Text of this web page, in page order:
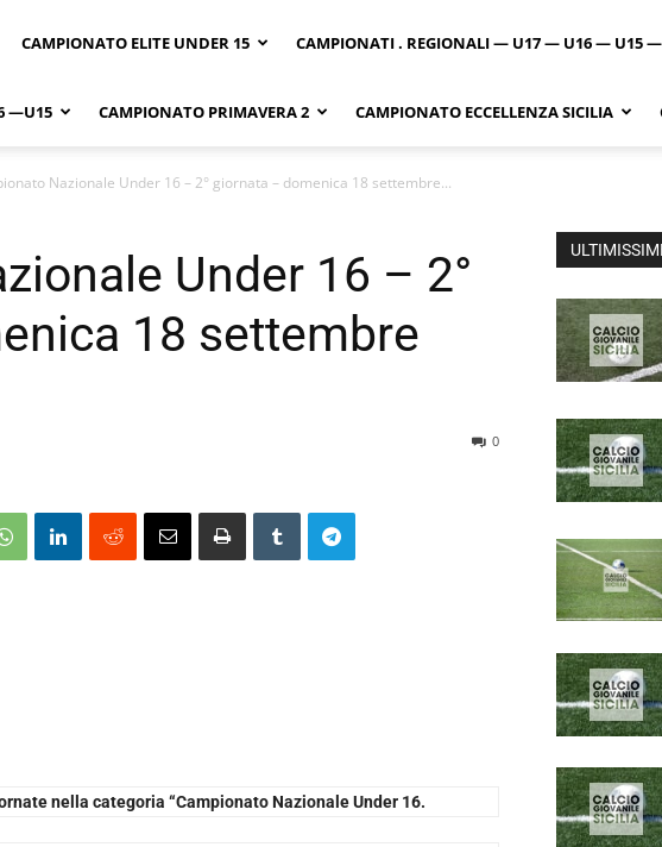
CAMPIONATO ELITE UNDER 15 CAMPIONATI . REGIONALI — U17 — U16 — U15
—U15 CAMPIONATO PRIMAVERA 2 CAMPIONATO ECCELLENZA SICILIA
Nazionale Under 16 – 2° giornata – domenica 18 settembre...
Under 16 – 2°
18 settembre
0
nella categoria “Campionato Nazionale Under 16.